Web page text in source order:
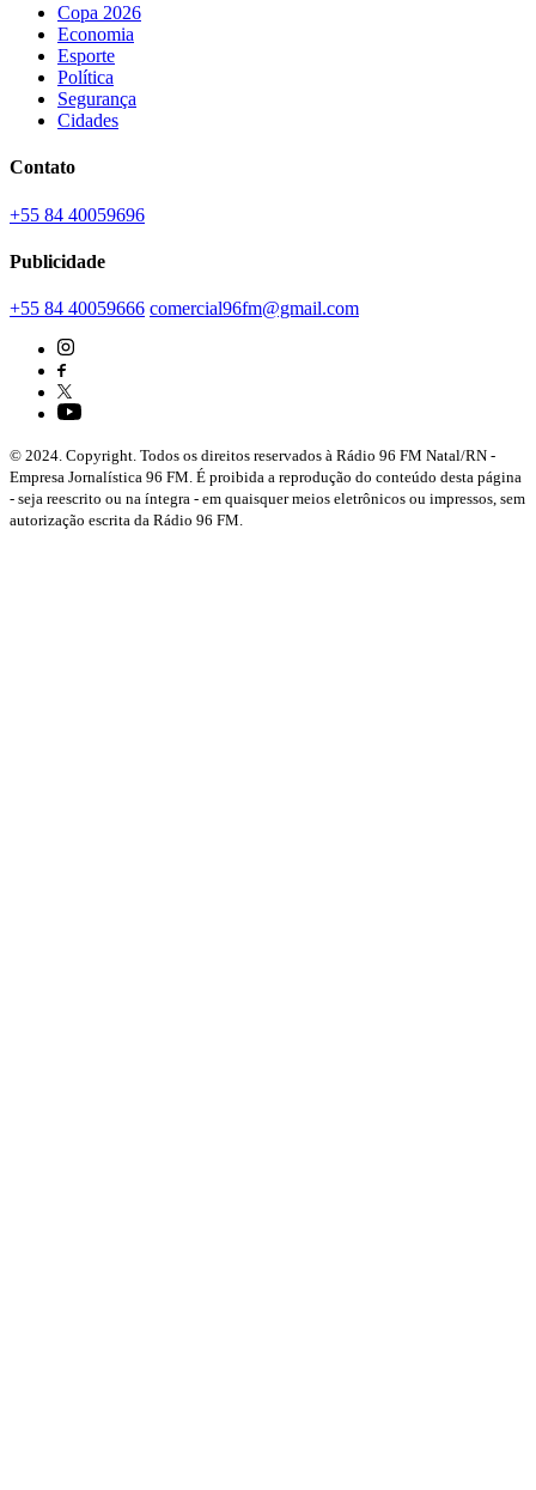
Copa 2026
Economia
Esporte
Política
Segurança
Cidades
Contato
+55 84 40059696
Publicidade
+55 84 40059666 comercial96fm@gmail.com
© 2024. Copyright. Todos os direitos reservados à Rádio 96 FM Natal/RN -
Empresa Jornalística 96 FM. É proibida a reprodução do conteúdo desta página
- seja reescrito ou na íntegra - em quaisquer meios eletrônicos ou impressos, sem
autorização escrita da Rádio 96 FM.